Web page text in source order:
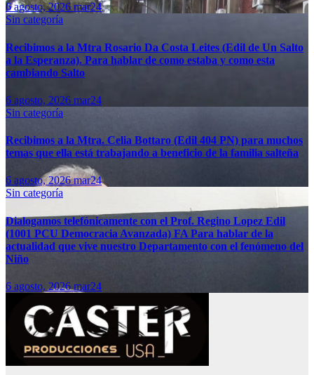
6 agosto, 2026mar24
Sin categoría
Recibimos a la Mtra Rosario Da Costa Leites (Edil de Un Salto
a la Esperanza). Para hablar de como estaba y como esta
cambiando Salto
6 agosto, 2026 mar24
Sin categoría
Recibimos a la Mtra. Celia Bottaro (Edil 404 PN) para muchos
temas que ella está trabajando a beneficio de la familia salteña
6 agosto, 2026mar24
Sin categoría
Dialogamos telefónicamente con el Prof. Regino Lopez Edil
(1001 PCU Democracia Avanzada) FA Para hablar de la
actualidad que vive nuestro Departamento con el fenómeno del
Niño
6 agosto, 2026mar24